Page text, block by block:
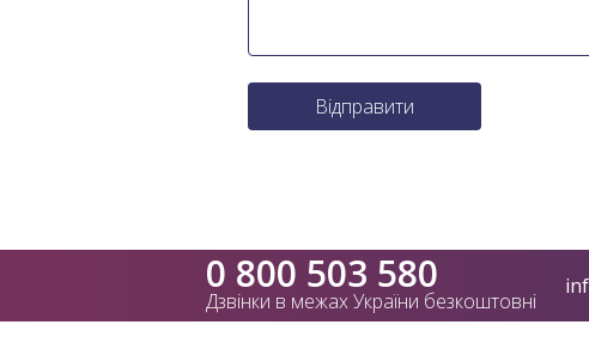
Відправити
0 800 503 580
Дзвінки в межах України безкоштовні